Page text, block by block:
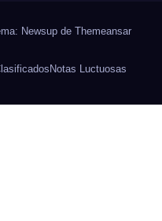
Newsup de Themeansar
Notas Luctuosas